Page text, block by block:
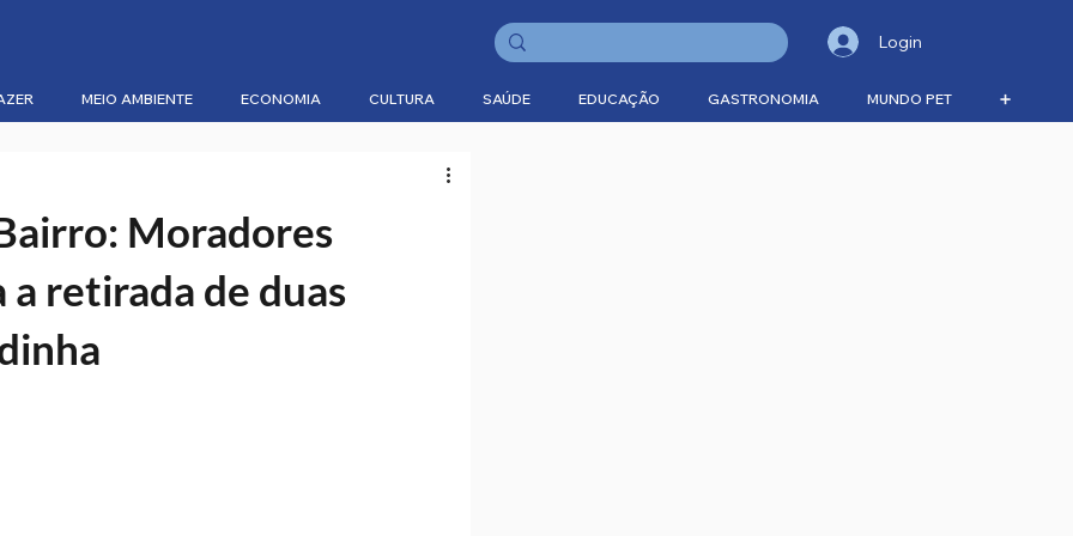
Login
MEIO AMBIENTE ECONOMIA CULTURA SAÚDE EDUCAÇÃO GASTRONOMIA MUNDO PET ➕
Moradores
retirada de duas